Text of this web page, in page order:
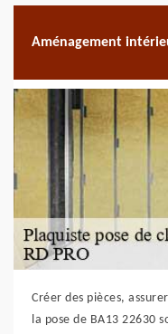
Aménagement
Créer des pièces,
la pose de BA13 22630